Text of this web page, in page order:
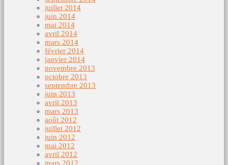
juillet 2014
juin 2014
mai 2014
avril 2014
mars 2014
février 2014
janvier 2014
novembre 2013
octobre 2013
septembre 2013
juin 2013
avril 2013
mars 2013
août 2012
juillet 2012
juin 2012
mai 2012
avril 2012
mars 2012